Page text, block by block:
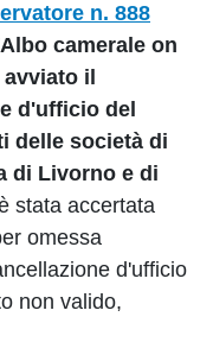
n. 888
camerale on
il
d'ufficio del
delle società di
di Livorno e di
stata accertata
omessa
d'ufficio
non valido,